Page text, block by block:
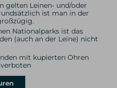
gelten Leinen- und/oder
ist man in der
Nationalparks ist das
(auch an der Leine) nicht
mit kupierten Ohren